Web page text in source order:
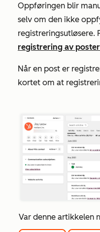
Oppføringen blir
selv om den ikke
registreringsutløsere.
registrering av
Når en post er
kortet om at
Var denne artikkelen